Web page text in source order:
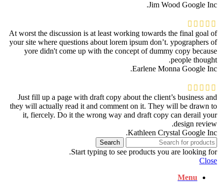
Jim Wood Google Inc.
At worst the discussion is at least working towards the final goal of
your site where questions about lorem ipsum don’t. ypographers of
yore didn't come up with the concept of dummy copy because
people thought.
Earlene Monna Google Inc.
Just fill up a page with draft copy about the client’s business and
they will actually read it and comment on it. They will be drawn to
it, fiercely. Do it the wrong way and draft copy can derail your
design review.
Kathleen Crystal Google Inc.
Search
Start typing to see products you are looking for.
Close
Menu